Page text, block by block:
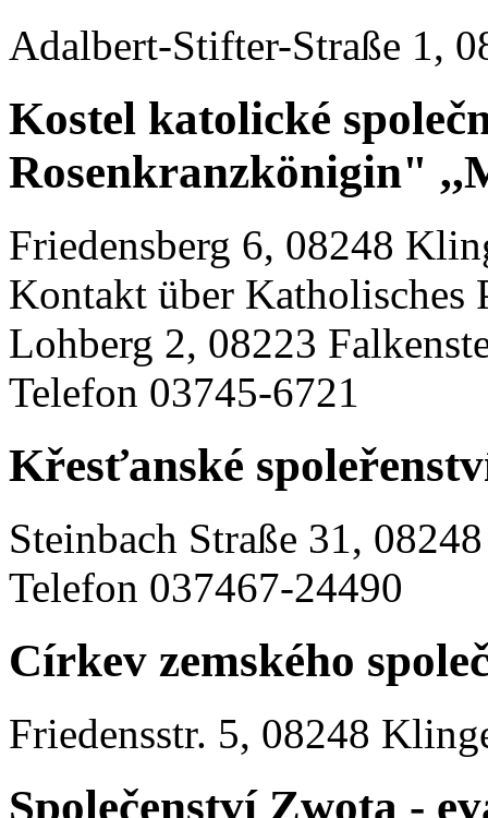
Adalbert-Stifter-Straße 1,
Kostel katolické
Rosenkranzkönigin"
Friedensberg 6, 08248
Kontakt über
Lohberg 2, 08223
Telefon 03745-6721
Křesťanské
Steinbach Straße 31,
Telefon 037467-24490
Církev zemského
Friedensstr. 5, 08248
Společenství Zwota -